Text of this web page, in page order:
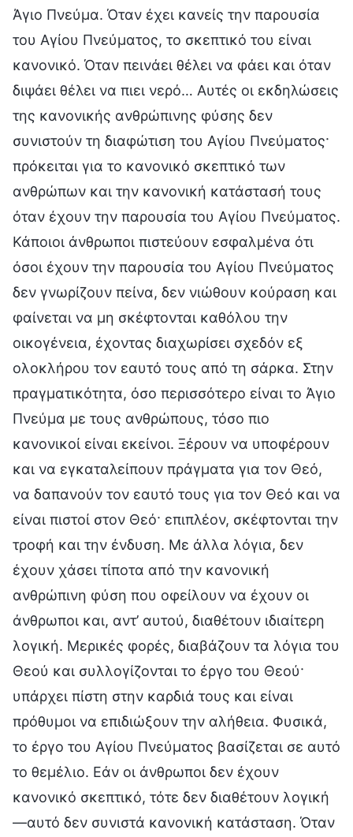
Άγιο Πνεύμα. Όταν έχει κανείς την παρουσία
του Αγίου Πνεύματος, το σκεπτικό του είναι
κανονικό. Όταν πεινάει θέλει να φάει και όταν
διψάει θέλει να πιει νερό… Αυτές οι εκδηλώσεις
της κανονικής ανθρώπινης φύσης δεν
συνιστούν τη διαφώτιση του Αγίου Πνεύματος·
πρόκειται για το κανονικό σκεπτικό των
ανθρώπων και την κανονική κατάστασή τους
όταν έχουν την παρουσία του Αγίου Πνεύματος.
Κάποιοι άνθρωποι πιστεύουν εσφαλμένα ότι
όσοι έχουν την παρουσία του Αγίου Πνεύματος
δεν γνωρίζουν πείνα, δεν νιώθουν κούραση και
φαίνεται να μη σκέφτονται καθόλου την
οικογένεια, έχοντας διαχωρίσει σχεδόν εξ
ολοκλήρου τον εαυτό τους από τη σάρκα. Στην
πραγματικότητα, όσο περισσότερο είναι το Άγιο
Πνεύμα με τους ανθρώπους, τόσο πιο
κανονικοί είναι εκείνοι. Ξέρουν να υποφέρουν
και να εγκαταλείπουν πράγματα για τον Θεό,
να δαπανούν τον εαυτό τους για τον Θεό και να
είναι πιστοί στον Θεό· επιπλέον, σκέφτονται την
τροφή και την ένδυση. Με άλλα λόγια, δεν
έχουν χάσει τίποτα από την κανονική
ανθρώπινη φύση που οφείλουν να έχουν οι
άνθρωποι και, αντ’ αυτού, διαθέτουν ιδιαίτερη
λογική. Μερικές φορές, διαβάζουν τα λόγια του
Θεού και συλλογίζονται το έργο του Θεού·
υπάρχει πίστη στην καρδιά τους και είναι
πρόθυμοι να επιδιώξουν την αλήθεια. Φυσικά,
το έργο του Αγίου Πνεύματος βασίζεται σε αυτό
το θεμέλιο. Εάν οι άνθρωποι δεν έχουν
κανονικό σκεπτικό, τότε δεν διαθέτουν λογική
—αυτό δεν συνιστά κανονική κατάσταση. Όταν